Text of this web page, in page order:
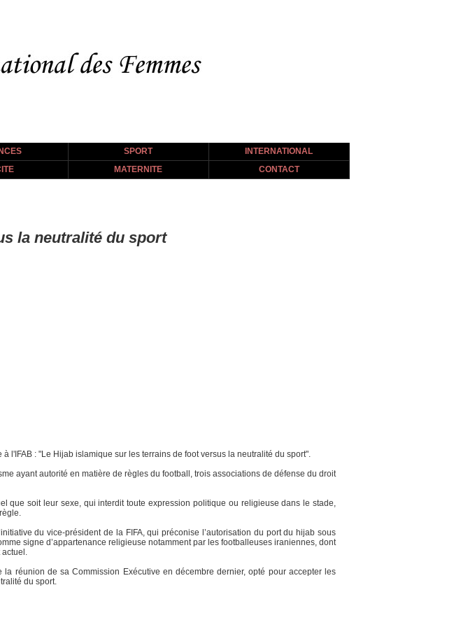
SPORT
INTERNATIONAL
MATERNITE CONTACT
la neutralité du sport
l'IFAB : "Le Hijab islamique sur les terrains de foot versus la neutralité du sport".
ayant autorité en matière de règles du football, trois associations de défense du droit
que soit leur sexe, qui interdit toute expression politique ou religieuse dans le stade,
du vice-président de la FIFA, qui préconise l’autorisation du port du hijab sous
signe d’appartenance religieuse notamment par les footballeuses iraniennes, dont
actuel.
réunion de sa Commission Exécutive en décembre dernier, opté pour accepter les
du sport.